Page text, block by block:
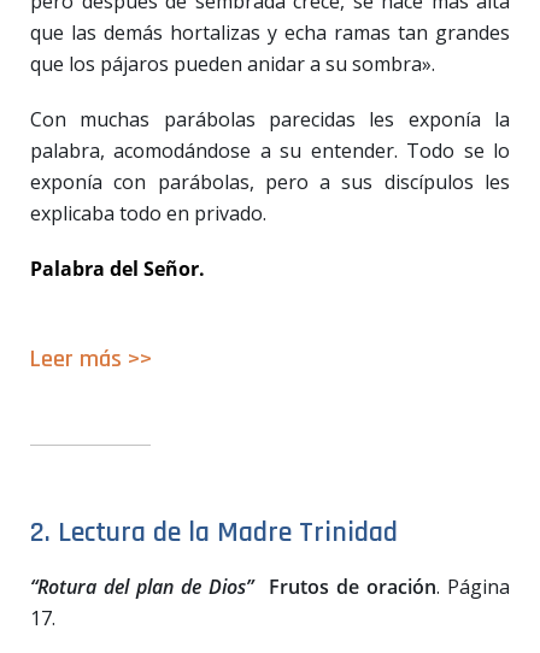
que las demás hortalizas y echa ramas tan grandes
que los pájaros pueden anidar a su sombra».
Con muchas parábolas parecidas les exponía la
palabra, acomodándose a su entender. Todo se lo
exponía con parábolas, pero a sus discípulos les
explicaba todo en privado.
Palabra del Señor.
Leer más >>
2. Lectura de la Madre Trinidad
“Rotura del plan de Dios” Frutos de oración. Página
17.